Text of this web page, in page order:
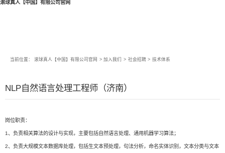
滚球真人【中国】有限公司官网
当前位置： 滚球真人【中国】有限公司官网 > 加入我们 > 社会招聘 > 技术体系
NLP自然语言处理工程师（济南）
岗位职责：
1、负责相关算法的设计与实现，主要包括自然语言处理、通用机器学习算法；
2、负责大规模文本数据库处理，包括生文本预处理，句法分析，命名实体识别，文本分类与文本